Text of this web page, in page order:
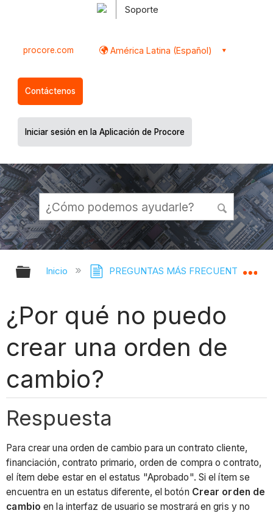
Soporte
procore.com América Latina (Español)
Contáctenos
Iniciar sesión en la Aplicación de Procore
Expandir/contraer jerarquía global
Inicio PREGUNTAS MÁS FRECUENTES
¿Por qué no puedo
crear una orden de
cambio?
Respuesta
Para crear una orden de cambio para un contrato cliente,
financiación, contrato primario, orden de compra o contrato,
el ítem debe estar en el estatus "Aprobado". Si el ítem se
encuentra en un estatus diferente, el botón Crear orden de
cambio en la interfaz de usuario se mostrará en gris y no